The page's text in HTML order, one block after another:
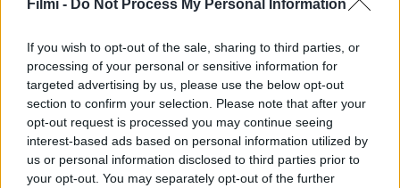
Filmi - Do Not Process My Personal Information
If you wish to opt-out of the sale, sharing to third parties, or
processing of your personal or sensitive information for
targeted advertising by us, please use the below opt-out
section to confirm your selection. Please note that after your
opt-out request is processed you may continue seeing
interest-based ads based on personal information utilized by
us or personal information disclosed to third parties prior to
your opt-out. You may separately opt-out of the further